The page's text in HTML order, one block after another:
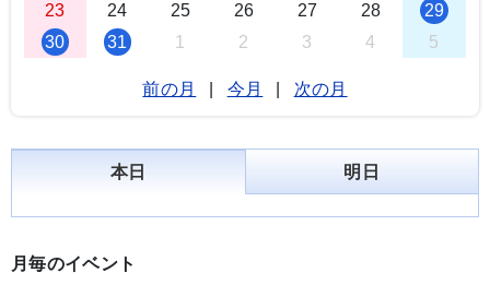
23
24 25 26 27 28
29
30
31 1 2 3 4 5
前の月 今月 次の月
本日 明日
月毎のイベント